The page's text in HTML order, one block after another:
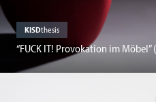
KISDthesis
“FUCK IT! Provokation im Möbel”